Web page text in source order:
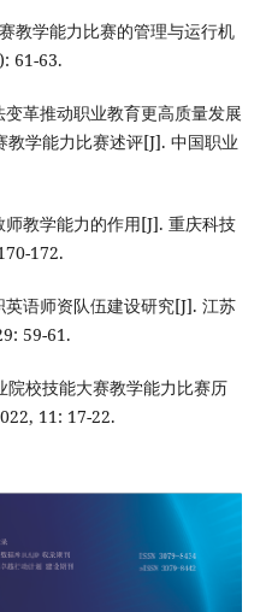
教学能力比赛的管理与运行机
61-63.
革推动职业教育更高质量发展
学能力比赛述评[J]. 中国职业
教学能力的作用[J]. 重庆科技
172.
语师资队伍建设研究[J]. 江苏
59-61.
校技能大赛教学能力比赛历
11: 17-22.